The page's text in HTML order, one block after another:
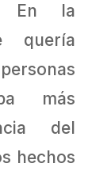
En la
quería
más
del
hechos